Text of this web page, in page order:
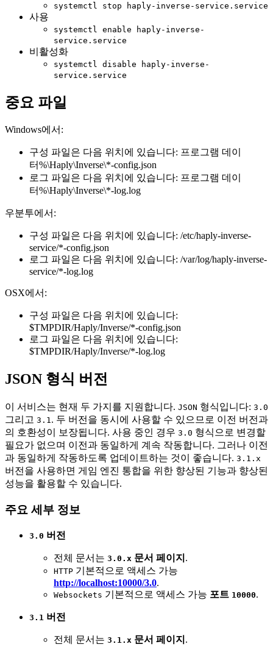
systemctl stop haply-inverse-service.service
사용
systemctl enable haply-inverse-
service.service
비활성화
systemctl disable haply-inverse-
service.service
중요 파일
Windows에서:
구성 파일은 다음 위치에 있습니다: 프로그램 데이
터%\Haply\Inverse\*-config.json
로그 파일은 다음 위치에 있습니다: 프로그램 데이
터%\Haply\Inverse\*-log.log
우분투에서:
구성 파일은 다음 위치에 있습니다: /etc/haply-inverse-
service/*-config.json
로그 파일은 다음 위치에 있습니다: /var/log/haply-inverse-
service/*-log.log
OSX에서:
구성 파일은 다음 위치에 있습니다:
$TMPDIR/Haply/Inverse/*-config.json
로그 파일은 다음 위치에 있습니다:
$TMPDIR/Haply/Inverse/*-log.log
JSON 형식 버전
이 서비스는 현재 두 가지를 지원합니다. JSON 형식입니다: 3.0
그리고 3.1. 두 버전을 동시에 사용할 수 있으므로 이전 버전과
의 호환성이 보장됩니다. 사용 중인 경우 3.0 형식으로 변경할
필요가 없으며 이전과 동일하게 계속 작동합니다. 그러나 이전
과 동일하게 작동하도록 업데이트하는 것이 좋습니다. 3.1.x
버전을 사용하면 게임 엔진 통합을 위한 향상된 기능과 향상된
성능을 활용할 수 있습니다.
주요 세부 정보
3.0 버전
전체 문서는 3.0.x 문서 페이지 .
HTTP 기본적으로 액세스 가능
http://localhost:10000/3.0.
Websockets 기본적으로 액세스 가능 포트 10000.
3.1 버전
전체 문서는 3.1.x 문서 페이지 .